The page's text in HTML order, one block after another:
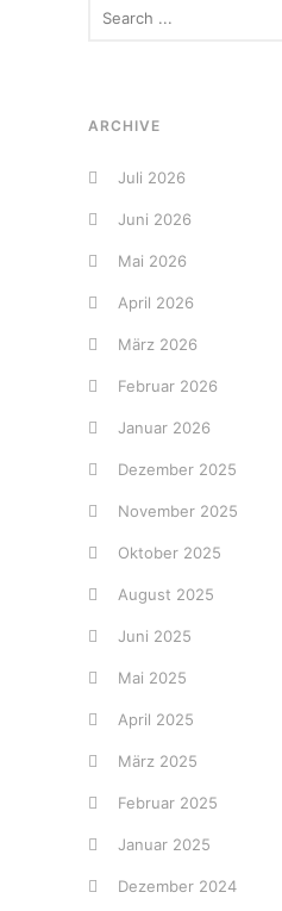
ARCHIVE
Juli 2026
Juni 2026
Mai 2026
April 2026
März 2026
Februar 2026
Januar 2026
Dezember 2025
November 2025
Oktober 2025
August 2025
Juni 2025
Mai 2025
April 2025
März 2025
Februar 2025
Januar 2025
Dezember 2024